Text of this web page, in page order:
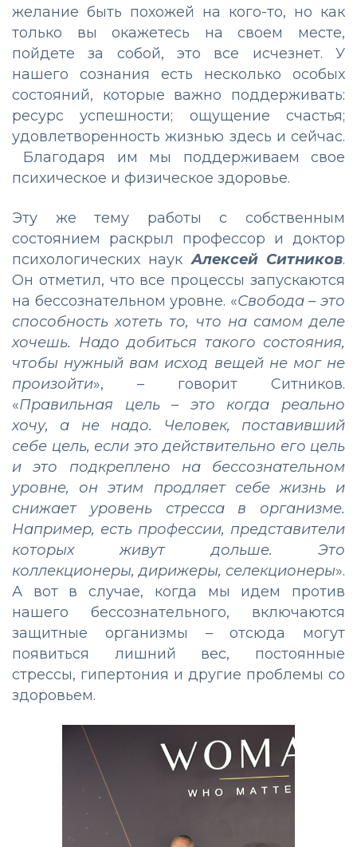
желание быть похожей на кого-то, но как
только вы окажетесь на своем месте,
пойдете за собой, это все исчезнет. У
нашего сознания есть несколько особых
состояний, которые важно поддерживать:
ресурс успешности; ощущение счастья;
удовлетворенность жизнью здесь и сейчас.
Благодаря им мы поддерживаем свое
психическое и физическое здоровье.
Эту же тему работы с собственным
состоянием раскрыл профессор и доктор
психологических наукАлексей Ситников.
Он отметил, что все процессы запускаются
на бессознательном уровне. «Свобода – это
способность хотеть то, что на самом деле
хочешь. Надо добиться такого состояния,
чтобы нужный вам исход вещей не мог не
произойти», – говорит Ситников.
«Правильная цель – это когда реально
хочу, а не надо. Человек, поставивший
себе цель, если это действительно его цель
и это подкреплено на бессознательном
уровне, он этим продляет себе жизнь и
снижает уровень стресса в организме.
Например, есть профессии, представители
которых живут дольше. Это
коллекционеры, дирижеры, селекционеры».
А вот в случае, когда мы идем против
нашего бессознательного, включаются
защитные организмы – отсюда могут
появиться лишний вес, постоянные
стрессы, гипертония и другие проблемы со
здоровьем.